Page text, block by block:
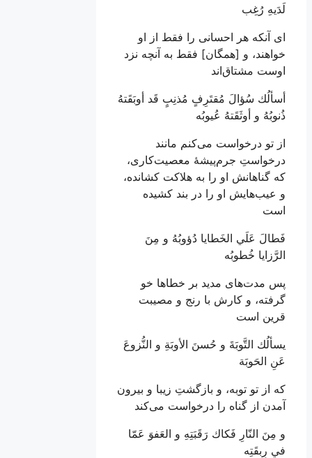
لَدَيهِ رُغِب
ای آنکه هر احسانی را فقط از او
خواهند، و [همگان] فقط به آنچه نزد
اوست مشتاق‌اند
أسألُك سُؤالَ مُقتَرِفٍ مُذنِبٍ قَد أوبَقَتهُ
ذُنوبُهُ و أوثَقَتهُ عُيوبُه
از تو درخواست می‌کنم مانند
درخواستِ جرم‌پیشۀ معصیت‌کاری،
که گناهانش او را به هلاکت کشانده،
و عیب‌هایش او را در بند کشیده
است
فَطالَ عَلَي الخَطايا دُؤوبُهُ و مِنَ
الرَّزايا خُطوبُه
پس مدت‌های مدید بر خطاها خو
گرفته، و کارش با رنج و مصیبت
قرین است
يسألُك التَّوبَةَ و حُسنَ الأوبَةِ و النُّزوعَ
عَنِ الحَوبَة
که از تو توبه، و بازگشتِ زیبا و بیرون
آمدن از گناه را درخواست می‌کند
و مِنَ النّارِ فَكاك رَقَبَتِهِ و العَفوَ عَمّا
في رِبقَتِه